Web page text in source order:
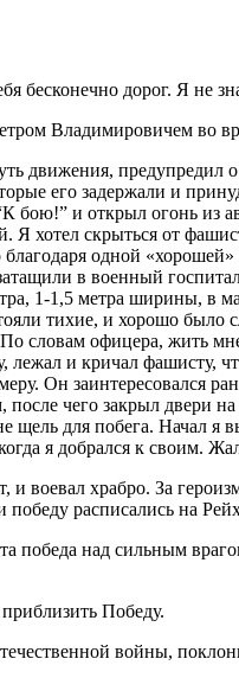
бесконечно дорог. Я
Владимировичем во
движения,
его задержали и
и открыл огонь из
Я хотел скрыться от
одной
в военный
1-1,5 метра ширины, в
тихие, и хорошо
словам офицера, жить
лежал и кричал
Он заинтересовался
чего закрыл
для побега. Начал
я добрался к своим.
и воевал храбро. За
расписались на
победа над сильным
Победу.
войны,